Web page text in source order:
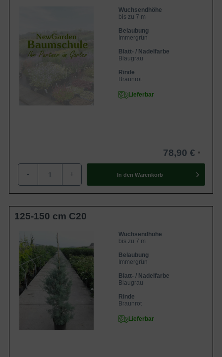
Wuchsendhöhe
bis zu 7 m
Belaubung
Immergrün
Blatt- / Nadelfarbe
Blaugrau
Rinde
Braunrot
Lieferbar
78,90 €
- + In den Warenkorb
125-150 cm C20
Wuchsendhöhe
bis zu 7 m
Belaubung
Immergrün
Blatt- / Nadelfarbe
Blaugrau
Rinde
Braunrot
Lieferbar